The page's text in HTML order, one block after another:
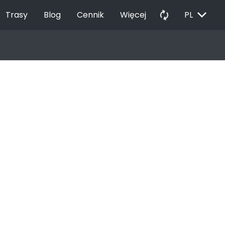
Trasy Blog Cennik Więcej autorenew PL EXPAND_MORE